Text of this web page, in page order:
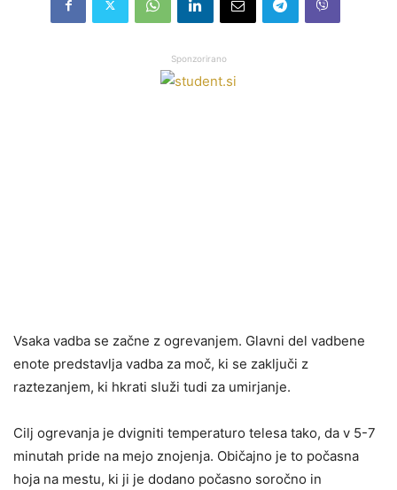
Sponzorirano
Vsaka vadba se začne z ogrevanjem. Glavni del vadbene
enote predstavlja vadba za moč, ki se zaključi z
raztezanjem, ki hkrati služi tudi za umirjanje.
Cilj ogrevanja je dvigniti temperaturo telesa tako, da v 5-7
minutah pride na mejo znojenja. Običajno je to počasna
hoja na mestu, ki ji je dodano počasno soročno in